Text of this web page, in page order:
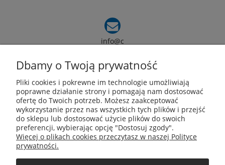
info@c
Pomoc
Moje konto
Płatności i dostawa
Dbamy o Twoją prywatność
Pliki cookies i pokrewne im technologie umożliwiają
poprawne działanie strony i pomagają nam dostosować
ofertę do Twoich potrzeb. Możesz zaakceptować
wykorzystanie przez nas wszystkich tych plików i przejść
do sklepu lub dostosować użycie plików do swoich
preferencji, wybierając opcję "Dostosuj zgody".
Więcej o plikach cookies przeczytasz w naszej Polityce
prywatności.